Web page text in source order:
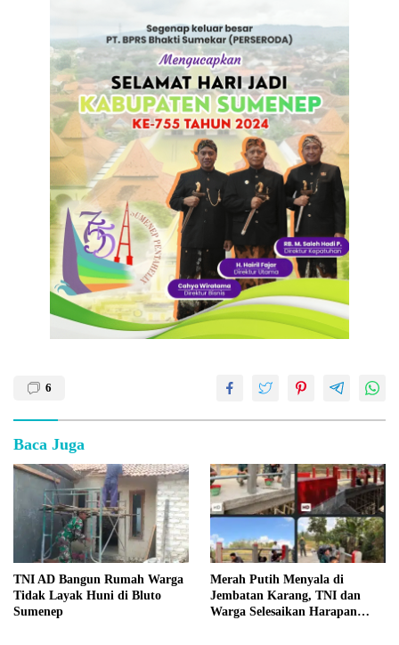
6
Baca Juga
TNI AD Bangun Rumah Warga
Tidak Layak Huni di Bluto
Sumenep
Merah Putih Menyala di
Jembatan Karang, TNI dan
Warga Selesaikan Harapan